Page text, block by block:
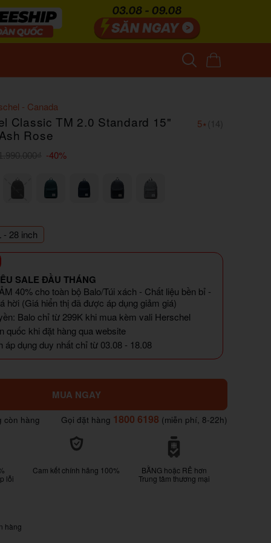
- Canada
Classic TM 2.0 Standard 15"
Rose
-40%
5⭑ (14)
- 28 inch
SALE ĐẦU THÁNG
40% cho toàn bộ Balo/Túi xách - Chất liệu bền bỉ -
hời (Giá hiển thị đã được áp dụng giảm giá)
Balo chỉ từ 299K khi mua kèm vali Herschel
quốc khi đặt hàng qua website
áp dụng duy nhất chỉ từ 03.08 - 18.08
MUA NGAY
còn hàng Gọi đặt hàng 1800 6198 (miễn phí, 8-22h)
lỗi
Cam kết chính hãng 100%
BẰNG hoặc RẺ hơn
Trung tâm thương mại
hàng